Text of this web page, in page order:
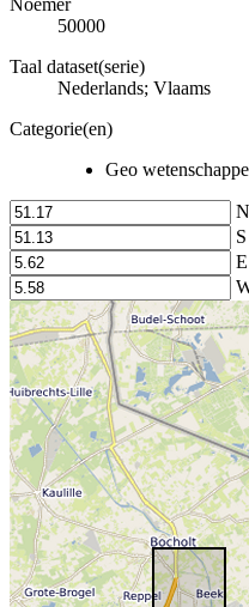
50000
Taal dataset(serie)
Nederlands; Vlaams
Categorie(en)
Geo
N
S
E